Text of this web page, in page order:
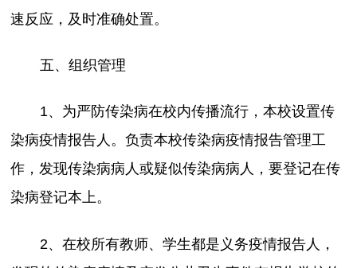
速反应，及时准确处置。
五、组织管理
1、为严防传染病在校内传播流行，本校设置传
染病疫情报告人。负责本校传染病疫情报告管理工
作，发现传染病病人或疑似传染病病人，要登记在传
染病登记本上。
2、在校所有教师、学生都是义务疫情报告人，